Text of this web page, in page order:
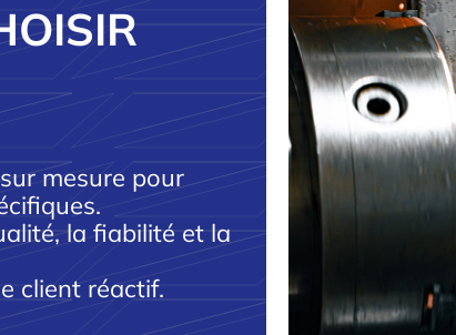
mesure pour
la fiabilité et la
client réactif.